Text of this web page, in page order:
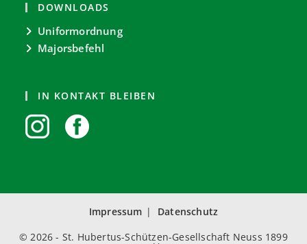
DOWNLOADS
Uniformordnung
Majorsbefehl
IN KONTAKT BLEIBEN
Impressum
Datenschutz
© 2026 - St. Hubertus-Schützen-Gesellschaft Neuss 1899